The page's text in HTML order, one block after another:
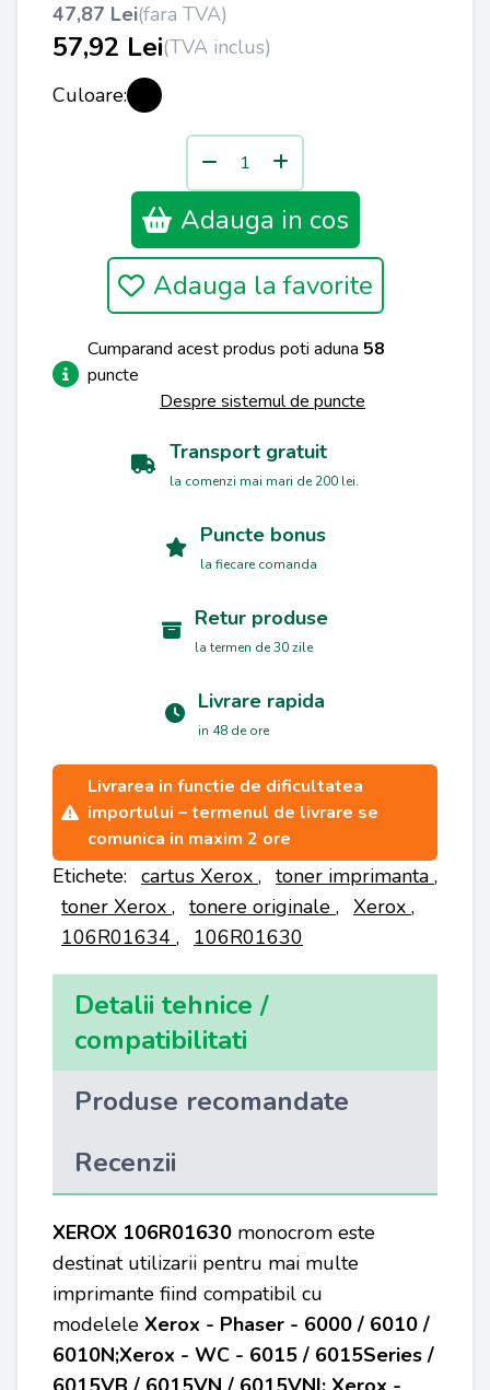
47,87 Lei(fara TVA)
57,92 Lei(TVA inclus)
Culoare:
Adauga in cos
Adauga la favorite
Cumparand acest produs poti aduna 58
puncte
Despre sistemul de puncte
Transport gratuit
la comenzi mai mari de 200 lei.
Puncte bonus
la fiecare comanda
Retur produse
la termen de 30 zile
Livrare rapida
in 48 de ore
Livrarea in functie de dificultatea
importului – termenul de livrare se
comunica in maxim 2 ore
Etichete: cartus Xerox , toner imprimanta ,
toner Xerox , tonere originale , Xerox ,
106R01634 , 106R01630
Detalii tehnice /
compatibilitati
Produse recomandate
Recenzii
XEROX 106R01630 monocrom este
destinat utilizarii pentru mai multe
imprimante fiind compatibil cu
modelele Xerox - Phaser - 6000 / 6010 /
6010N;Xerox - WC - 6015 / 6015Series /